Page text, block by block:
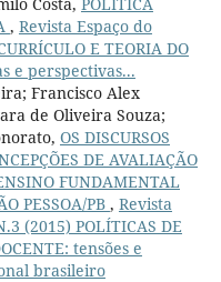
, Revista Espaço do
E TEORIA DO
e perspectivas...
Francisco Alex
de Oliveira Souza;
OS DISCURSOS
DE AVALIAÇÃO
FUNDAMENTAL
PESSOA/PB , Revista
(2015) POLÍTICAS DE
tensões e
brasileiro